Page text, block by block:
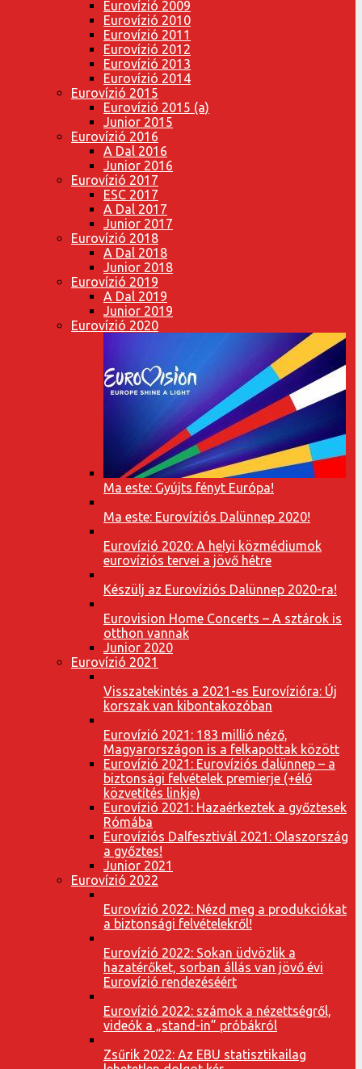
Eurovízió 2009
Eurovízió 2010
Eurovízió 2011
Eurovízió 2012
Eurovízió 2013
Eurovízió 2014
Eurovízió 2015
Eurovízió 2015 (a)
Junior 2015
Eurovízió 2016
A Dal 2016
Junior 2016
Eurovízió 2017
ESC 2017
A Dal 2017
Junior 2017
Eurovízió 2018
A Dal 2018
Junior 2018
Eurovízió 2019
A Dal 2019
Junior 2019
Eurovízió 2020
Ma este: Gyújts fényt Európa!
Ma este: Eurovíziós Dalünnep 2020!
Eurovízió 2020: A helyi közmédiumok
eurovíziós tervei a jövő hétre
Készülj az Eurovíziós Dalünnep 2020-ra!
Eurovision Home Concerts – A sztárok is
otthon vannak
Junior 2020
Eurovízió 2021
Visszatekintés a 2021-es Eurovízióra: Új
korszak van kibontakozóban
Eurovízió 2021: 183 millió néző,
Magyarországon is a felkapottak között
Eurovízió 2021: Eurovíziós dalünnep – a
biztonsági felvételek premierje (+élő
közvetítés linkje)
Eurovízió 2021: Hazaérkeztek a győztesek
Rómába
Eurovíziós Dalfesztivál 2021: Olaszország
a győztes!
Junior 2021
Eurovízió 2022
Eurovízió 2022: Nézd meg a produkciókat
a biztonsági felvételekről!
Eurovízió 2022: Sokan üdvözlik a
hazatérőket, sorban állás van jövő évi
Eurovízió rendezéséért
Eurovízió 2022: számok a nézettségről,
videók a „stand-in” próbákról
Zsűrik 2022: Az EBU statisztikailag